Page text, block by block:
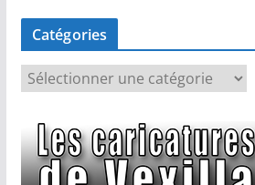
Catégories
é
g